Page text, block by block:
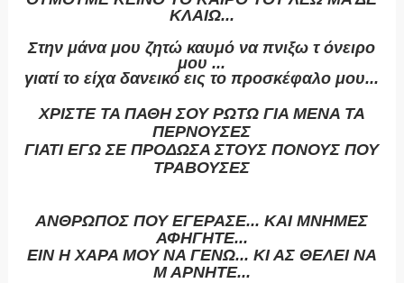
ΚΛΑΙΩ...
Στην μάνα μου ζητώ καυμό να πνιξω τ όνειρο
μου ...
γιατί το είχα δανεικό εις το προσκέφαλο μου...
ΧΡΙΣΤΕ ΤΑ ΠΑΘΗ ΣΟΥ ΡΩΤΩ ΓΙΑ ΜΕΝΑ ΤΑ
ΠΕΡΝΟΥΣΕΣ
ΓΙΑΤΙ ΕΓΩ ΣΕ ΠΡΟΔΩΣΑ ΣΤΟΥΣ ΠΟΝΟΥΣ ΠΟΥ
ΤΡΑΒΟΥΣΕΣ
ΑΝΘΡΩΠΟΣ ΠΟΥ ΕΓΕΡΑΣΕ... ΚΑΙ ΜΝΗΜΕΣ
ΑΦΗΓΗΤΕ...
ΕΙΝ Η ΧΑΡΑ ΜΟΥ ΝΑ ΓΕΝΩ... ΚΙ ΑΣ ΘΕΛΕΙ ΝΑ
Μ ΑΡΝΗΤΕ...